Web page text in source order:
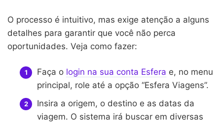
O processo é intuitivo, mas exige atenção a alguns
detalhes para garantir que você não perca
oportunidades. Veja como fazer:
Faça o login na sua conta Esfera e, no menu
principal, role até a opção “Esfera Viagens”.
Insira a origem, o destino e as datas da
viagem. O sistema irá buscar em diversas